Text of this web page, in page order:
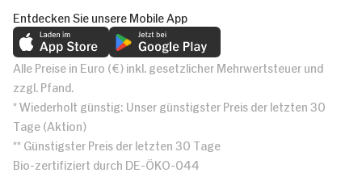
Entdecken Sie unsere Mobile App
Alle Preise in Euro (€) inkl. gesetzlicher Mehrwertsteuer und
zzgl. Pfand.
* Wiederholt günstig: Unser günstigster Preis der letzten 30
Tage (Aktion)
** Günstigster Preis der letzten 30 Tage
Bio-zertifiziert durch DE-ÖKO-044